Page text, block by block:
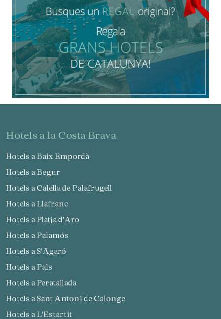
hotels a la Costa Brava
Hotels a Baix Empordà
Hotels a Begur
Hotels a Calella de Palafrugell
Hotels a Llafranc
Hotels a Platja d'Aro
Hotels a Palamós
Hotels a S'Agaró
Hotels a Pals
Hotels a Peratallada
Hotels a Sant Antoni de Calonge
Hotels a L'Estartit